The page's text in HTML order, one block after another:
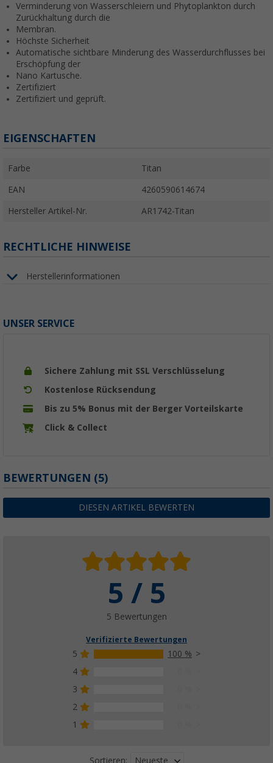
Verminderung von Wasserschleiern und Phytoplankton durch
Zurückhaltung durch die
Membran.
Höchste Sicherheit
Automatische sichtbare Minderung des Wasserdurchflusses bei
Erschöpfung der
Nano Kartusche.
Zertifiziert
Zertifiziert und geprüft.
EIGENSCHAFTEN
Farbe Titan
EAN 4260590614674
Hersteller Artikel-Nr. AR1742-Titan
RECHTLICHE HINWEISE
Herstellerinformationen
UNSER SERVICE
Sichere Zahlung mit SSL Verschlüsselung
Kostenlose Rücksendung
Bis zu 5% Bonus mit der Berger Vorteilskarte
Click & Collect
BEWERTUNGEN (5)
DIESEN ARTIKEL BEWERTEN
5 / 5
5 Bewertungen
Verifizierte Bewertungen
5
100 %
4
3
2
1
Sortieren: Neueste